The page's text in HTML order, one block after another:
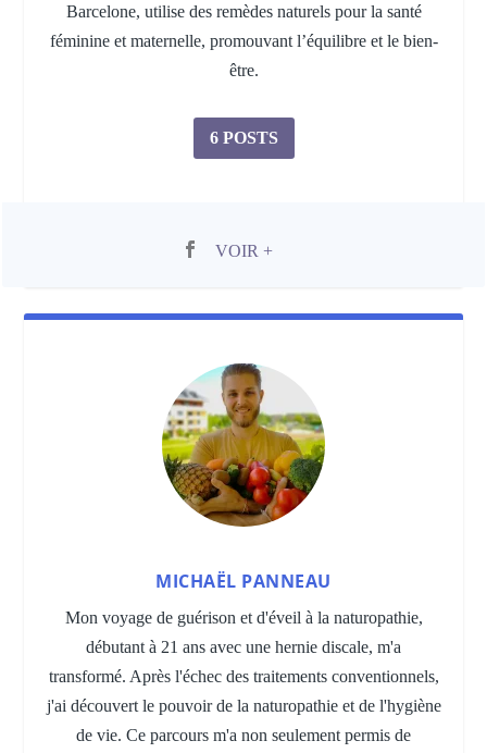
Barcelone, utilise des remèdes naturels pour la santé
féminine et maternelle, promouvant l’équilibre et le bien-
être.
6 POSTS
VOIR +
MICHAËL PANNEAU
Mon voyage de guérison et d'éveil à la naturopathie,
débutant à 21 ans avec une hernie discale, m'a
transformé. Après l'échec des traitements conventionnels,
j'ai découvert le pouvoir de la naturopathie et de l'hygiène
de vie. Ce parcours m'a non seulement permis de